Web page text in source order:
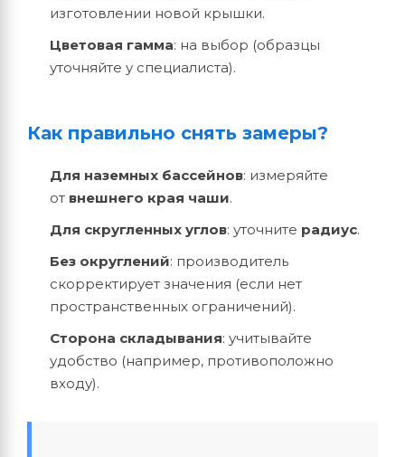
изготовлении новой крышки.
Цветовая гамма: на выбор (образцы
уточняйте у специалиста).
Как правильно снять замеры?
Для наземных бассейнов: измеряйте
от внешнего края чаши.
Для скругленных углов: уточните радиус.
Без округлений: производитель
скорректирует значения (если нет
пространственных ограничений).
Сторона складывания: учитывайте
удобство (например, противоположно
входу).